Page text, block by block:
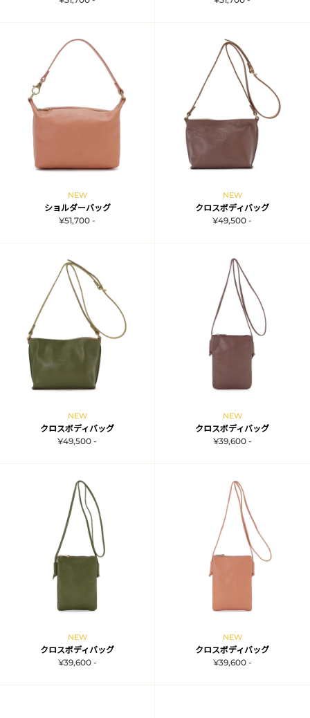
NEW
ショルダーバッグ
¥51,700 -
NEW
クロスボディバッグ
¥49,500 -
NEW
クロスボディバッグ
¥49,500 -
NEW
クロスボディバッグ
¥39,600 -
NEW
クロスボディバッグ
¥39,600 -
NEW
クロスボディバッグ
¥39,600 -